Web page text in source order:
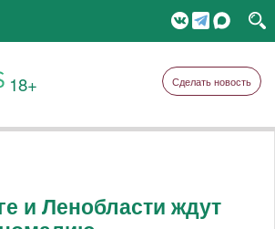
18+ Сделать новость
и Ленобласти ждут